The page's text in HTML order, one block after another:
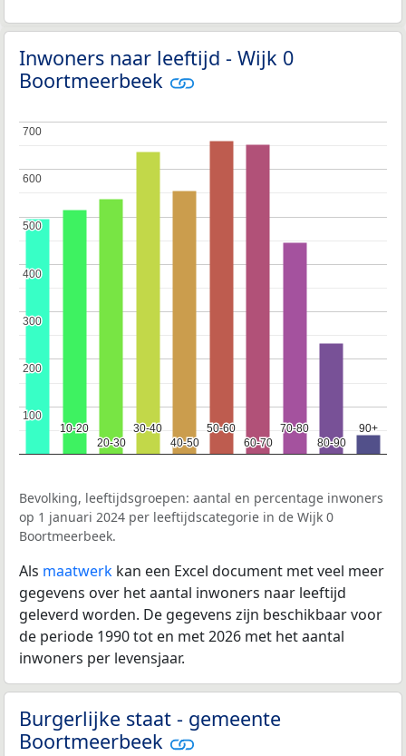
Inwoners naar leeftijd - Wijk 0
Boortmeerbeek
10-20
10-20
20-30
20-30
30-40
30-40
40-50
40-50
50-60
50-60
60-70
60-70
70-80
70-80
80-90
80-90
90+
90+
100
100
200
200
300
300
400
400
500
500
600
600
700
700
Bevolking, leeftijdsgroepen: aantal en percentage inwoners
op 1 januari 2024 per leeftijdscategorie in de Wijk 0
Boortmeerbeek.
Als maatwerk kan een Excel document met veel meer
gegevens over het aantal inwoners naar leeftijd
geleverd worden. De gegevens zijn beschikbaar voor
de periode 1990 tot en met 2026 met het aantal
inwoners per levensjaar.
Burgerlijke staat - gemeente
Boortmeerbeek